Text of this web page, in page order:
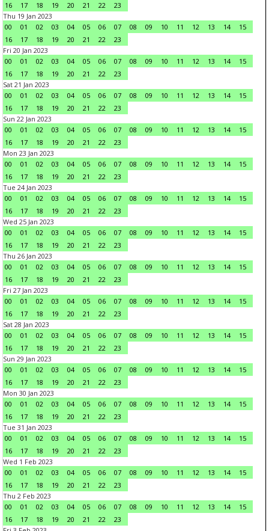
16
17 18 19 20 21 22
23
Thu 19 Jan 2023
00
01 02 03 04 05 06 07 08 09 10 11 12 13 14
15
16
17 18 19 20 21 22
23
Fri 20 Jan 2023
00
01 02 03 04 05 06 07 08 09 10 11 12 13 14
15
16
17 18 19 20 21 22
23
Sat 21 Jan 2023
00
01 02 03 04 05 06 07 08 09 10 11 12 13 14
15
16
17 18 19 20 21 22
23
Sun 22 Jan 2023
00
01 02 03 04 05 06 07 08 09 10 11 12 13 14
15
16
17 18 19 20 21 22
23
Mon 23 Jan 2023
00
01 02 03 04 05 06 07 08 09 10 11 12 13 14
15
16
17 18 19 20 21 22
23
Tue 24 Jan 2023
00
01 02 03 04 05 06 07 08 09 10 11 12 13 14
15
16
17 18 19 20 21 22
23
Wed 25 Jan 2023
00
01 02 03 04 05 06 07 08 09 10 11 12 13 14
15
16
17 18 19 20 21 22
23
Thu 26 Jan 2023
00
01 02 03 04 05 06 07 08 09 10 11 12 13 14
15
16
17 18 19 20 21 22
23
Fri 27 Jan 2023
00
01 02 03 04 05 06 07 08 09 10 11 12 13 14
15
16
17 18 19 20 21 22
23
Sat 28 Jan 2023
00
01 02 03 04 05 06 07 08 09 10 11 12 13 14
15
16
17 18 19 20 21 22
23
Sun 29 Jan 2023
00
01 02 03 04 05 06 07 08 09 10 11 12 13 14
15
16
17 18 19 20 21 22
23
Mon 30 Jan 2023
00
01 02 03 04 05 06 07 08 09 10 11 12 13 14
15
16
17 18 19 20 21 22
23
Tue 31 Jan 2023
00
01 02 03 04 05 06 07 08 09 10 11 12 13 14
15
16
17 18 19 20 21 22
23
Wed 1 Feb 2023
00
01 02 03 04 05 06 07 08 09 10 11 12 13 14
15
16
17 18 19 20 21 22
23
Thu 2 Feb 2023
00
01 02 03 04 05 06 07 08 09 10 11 12 13 14
15
16
17 18 19 20 21 22
23